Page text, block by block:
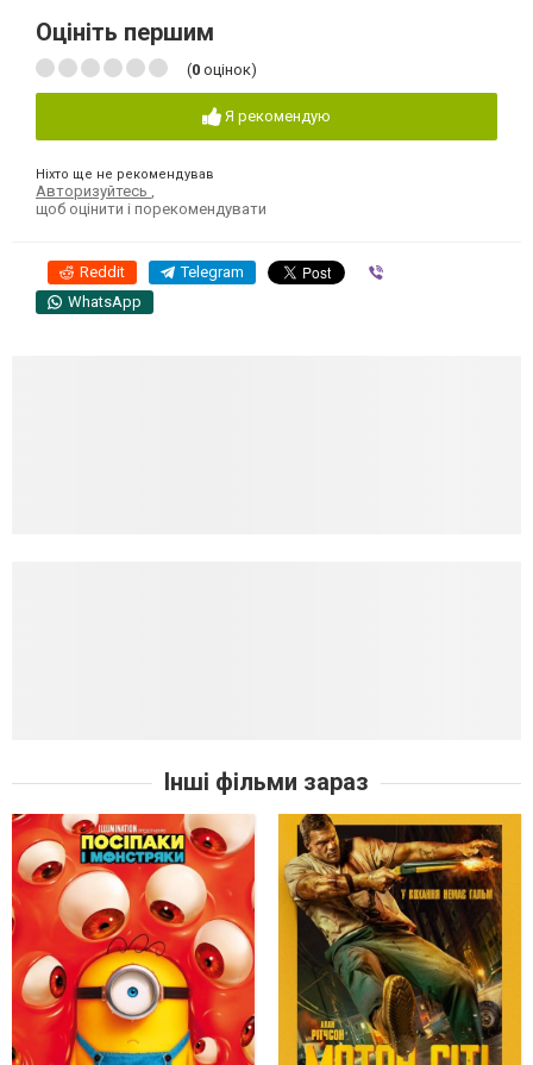
Оцініть першим
(0 оцінок)
Я рекомендую
Ніхто ще не рекомендував
Авторизуйтесь ,
щоб оцінити і порекомендувати
Reddit Telegram
WhatsApp
Інші фільми зараз